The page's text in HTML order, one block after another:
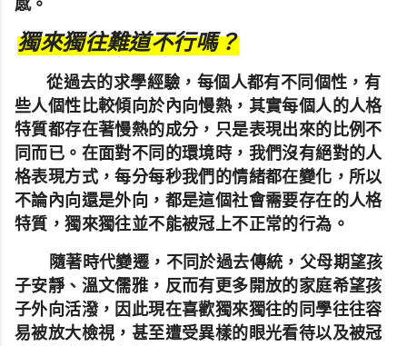
感。
獨來獨往難道不行嗎？
從過去的求學經驗，每個人都有不同個性，有
些人個性比較傾向於內向慢熱，其實每個人的人格
特質都存在著慢熱的成分，只是表現出來的比例不
同而已。在面對不同的環境時，我們沒有絕對的人
格表現方式，每分每秒我們的情緒都在變化，所以
不論內向還是外向，都是這個社會需要存在的人格
特質，獨來獨往並不能被冠上不正常的行為。
隨著時代變遷，不同於過去傳統，父母期望孩
子安靜、溫文儒雅，反而有更多開放的家庭希望孩
子外向活潑，因此現在喜歡獨來獨往的同學往往容
易被放大檢視，甚至遭受異樣的眼光看待以及被冠